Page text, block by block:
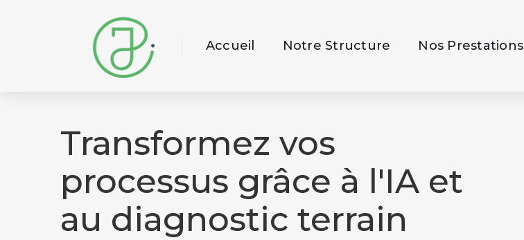
Accueil Notre Structure Nos Prestations
Transformez vos
processus grâce à l'IA et
au diagnostic terrain